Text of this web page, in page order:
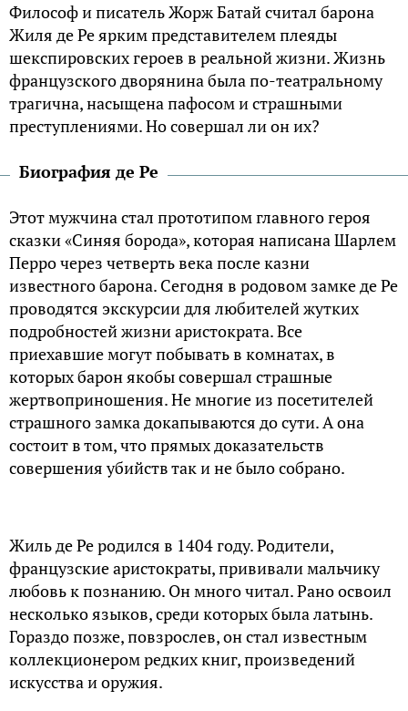
Философ и писатель Жорж Батай считал барона
Жиля де Ре ярким представителем плеяды
шекспировских героев в реальной жизни. Жизнь
французского дворянина была по-театральному
трагична, насыщена пафосом и страшными
преступлениями. Но совершал ли он их?
Биография де Ре
Этот мужчина стал прототипом главного героя
сказки «Синяя борода», которая написана Шарлем
Перро через четверть века после казни
известного барона. Сегодня в родовом замке де Ре
проводятся экскурсии для любителей жутких
подробностей жизни аристократа. Все
приехавшие могут побывать в комнатах, в
которых барон якобы совершал страшные
жертвоприношения. Не многие из посетителей
страшного замка докапываются до сути. А она
состоит в том, что прямых доказательств
совершения убийств так и не было собрано.
Жиль де Ре родился в 1404 году. Родители,
французские аристократы, прививали мальчику
любовь к познанию. Он много читал. Рано освоил
несколько языков, среди которых была латынь.
Гораздо позже, повзрослев, он стал известным
коллекционером редких книг, произведений
искусства и оружия.